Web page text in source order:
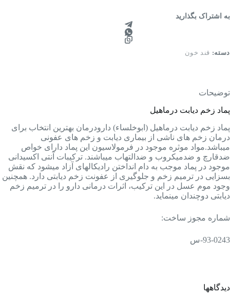
به اشتراک بگذارید
دسته: قند خون
توضیحات
پماد زخم دیابت درماهیل
پماد زخم دیابت درماهیل (ابوخلساء) دارودرمان بهترین انتخاب برای
درمان زخم های ناشی از بیماری دیابت و زخم های عفونی
میباشد.مواد موثره موجود در فرمولاسیون این پماد دارای خواص
ضدقارچ و ضدمیکروب و ضدالتهاب میباشند. ترکیبات آنتی اکسیدانی
موجود در پماد موجب به دام انداختن رادیکالهای آزاد میشود که نقش
بسزایی در ترمیم زخم و جلوگیری از عفونت زخم دیابتی دارد. همچنین
وجود موم عسل در این ترکیب، اثرات درمانی دارو را در ترمیم زخم
دیابتی دوچندان مینماید.
شماره مجوز ساخت:
93-0243-س
دیدگاهها